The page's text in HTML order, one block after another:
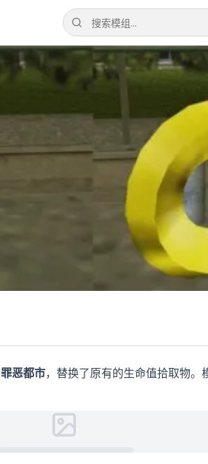
罪恶都市，替换了原有的生命值拾取物。